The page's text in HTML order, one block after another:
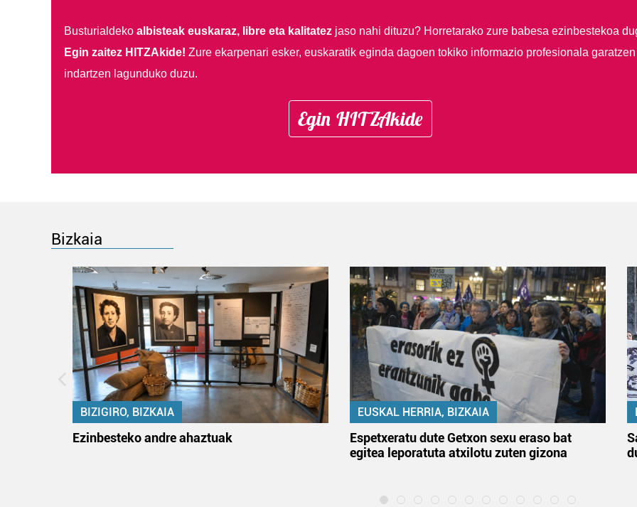
Busturialdeko albisteak euskaraz, libre eta kalitatezjaso nahi dituzu? Horretarako zure babesa ezinbestekoa
Egin zaitez HITZAkide! Zure ekarpenari esker, euskaratik eginda dagoen tokiko informazio profesionala garatzen
indartzen lagunduko duzu.
Egin HITZAkide
Bizkaia
BIZIGIRO, BIZKAIA
Ezinbesteko andre ahaztuak
EUSKAL HERRIA, BIZKAIA
Espetxeratu dute Getxon sexu eraso bat
egitea leporatuta atxilotu zuten gizona